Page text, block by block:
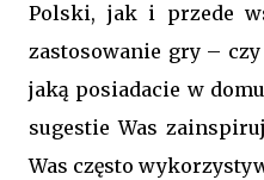
Polski, jak i przede
zastosowanie gry –
jaką posiadacie w
sugestie Was
Was często